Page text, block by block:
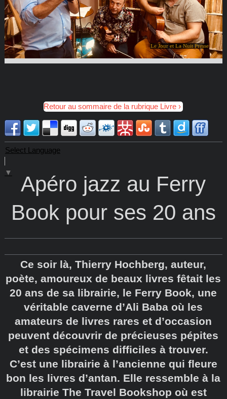
Le Jour et La Nuit Presse
Retour au sommaire de la rubrique Livre
Select Language
▼
Apéro jazz au Ferry
Book pour ses 20 ans
Ce soir là, Thierry Hochberg, auteur,
poète, amoureux de beaux livres fêtait les
20 ans de sa librairie, le Ferry Book, une
véritable caverne d’Ali Baba où les
amateurs de livres rares et d’occasion
peuvent découvrir de précieuses pépites
et des spécimens difficiles à trouver.
C’est une librairie à l’ancienne qui fleure
bon les livres d’antan. Elle ressemble à la
librairie The Travel Bookshop où est